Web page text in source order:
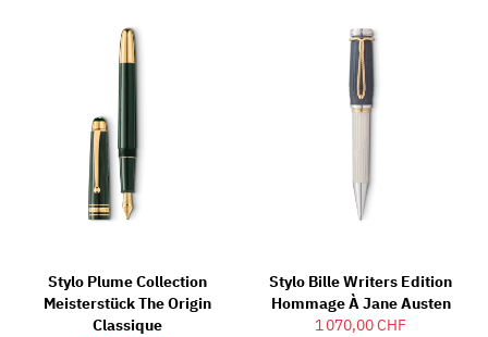
Stylo Plume Collection
Meisterstück The Origin
Classique
Stylo Bille Writers Edition
Hommage À Jane Austen
1 070,00 CHF